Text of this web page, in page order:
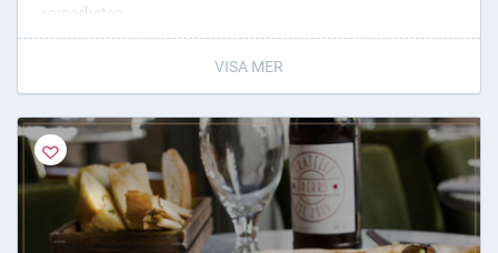
samarbeten.
(Brukar vara ca 11 serveringar per person)
VISA MER